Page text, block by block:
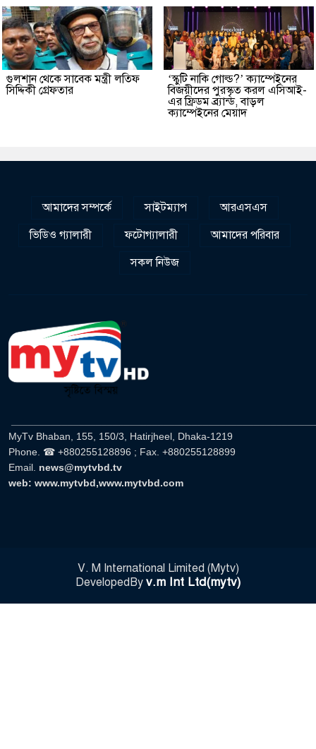
গুলশান থেকে সাবেক মন্ত্রী লতিফ
সিদ্দিকী গ্রেফতার
‘স্কুটি নাকি গোল্ড?’ ক্যাম্পেইনের
বিজয়ীদের পুরস্কৃত করল এসিআই-
এর ফ্রিডম ব্র্যান্ড, বাড়ল
ক্যাম্পেইনের মেয়াদ
আমাদের সম্পর্কে সাইটম্যাপ
আরএসএস
ভিডিও গ্যালারী
ফটোগ্যালারী
আমাদের পরিবার
সকল নিউজ
MyTv Bhaban, 155, 150/3, Hatirjheel, Dhaka-1219
Phone. ☎ +880255128896 ; Fax. +880255128899
Email. news@mytvbd.tv
web: www.mytvbd,www.mytvbd.com
V. M International Limited (Mytv)
DevelopedBy v.m Int Ltd(mytv)